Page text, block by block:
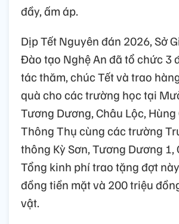
đầy, ấm áp.
Dịp Tết Nguyên đán 2026, Sở
Đào tạo Nghệ An đã tổ chức 3
tác thăm, chúc Tết và trao
quà cho các trường học tại
Tương Dương, Châu Lộc, Hùng
Thông Thụ cùng các trường
thông Kỳ Sơn, Tương Dương 1,
Tổng kinh phí trao tặng đợt
đồng tiền mặt và 200 triệu
vật.